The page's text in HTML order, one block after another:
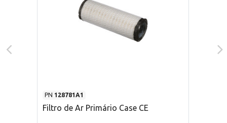
PN 128781A1
Filtro de Ar Primário Case CE